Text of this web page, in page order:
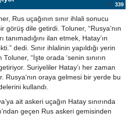
339
Rus uçağının sınır ihlali sonucu
görüş dile getirdi. Toluner, “Rusya’nın
tanımadığını ilan etmek, Hatay’ın
dedi. Sınır ihlalinin yapıldığı yerin
“İşte orada ‘senin sınırın
Suriyeliler Hatay’ı her zaman
Rusya’nın oraya gelmesi bir yerde bu
kullandı.
ait askeri uçağın Hatay sınırında
geçen Rus askeri gemisinden